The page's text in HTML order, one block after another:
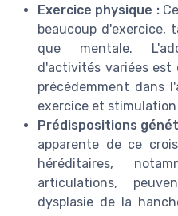
Exercice physique :
beaucoup d'exercice,
que mentale.
d'activités variées est
précédemment dans
exercice et
Prédispositions
apparente de ce
héréditaires,
articulations,
dysplasie de la